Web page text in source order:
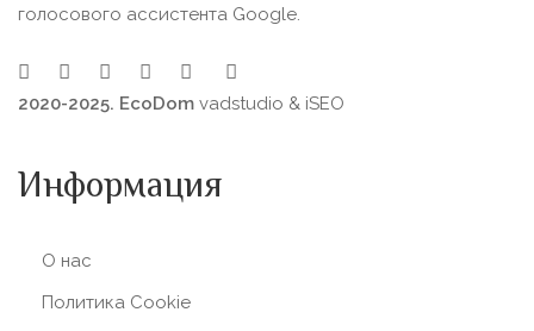
голосового ассистента Google.
2020-2025. EcoDom vadstudio & iSEO
Информация
О нас
Политика Сookie